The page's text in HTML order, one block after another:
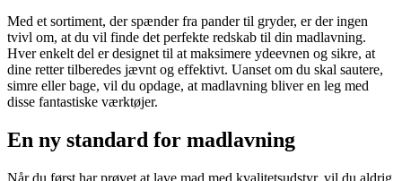
Med et sortiment, der spænder fra pander til gryder, er der ingen
tvivl om, at du vil finde det perfekte redskab til din madlavning.
Hver enkelt del er designet til at maksimere ydeevnen og sikre, at
dine retter tilberedes jævnt og effektivt. Uanset om du skal sautere,
simre eller bage, vil du opdage, at madlavning bliver en leg med
disse fantastiske værktøjer.
En ny standard for madlavning
Når du først har prøvet at lave mad med kvalitetsudstyr, vil du aldrig